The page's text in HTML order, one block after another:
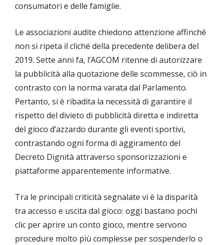
consumatori e delle famiglie.
Le associazioni audite chiedono attenzione affinché
non si ripeta il cliché della precedente delibera del
2019. Sette anni fa, l’AGCOM ritenne di autorizzare
la pubblicità alla quotazione delle scommesse, ciò in
contrasto con la norma varata dal Parlamento.
Pertanto, si è ribadita la necessità di garantire il
rispetto del divieto di pubblicità diretta e indiretta
del gioco d’azzardo durante gli eventi sportivi,
contrastando ogni forma di aggiramento del
Decreto Dignità attraverso sponsorizzazioni e
piattaforme apparentemente informative.
Tra le principali criticità segnalate vi è la disparità
tra accesso e uscita dal gioco: oggi bastano pochi
clic per aprire un conto gioco, mentre servono
procedure molto più complesse per sospenderlo o